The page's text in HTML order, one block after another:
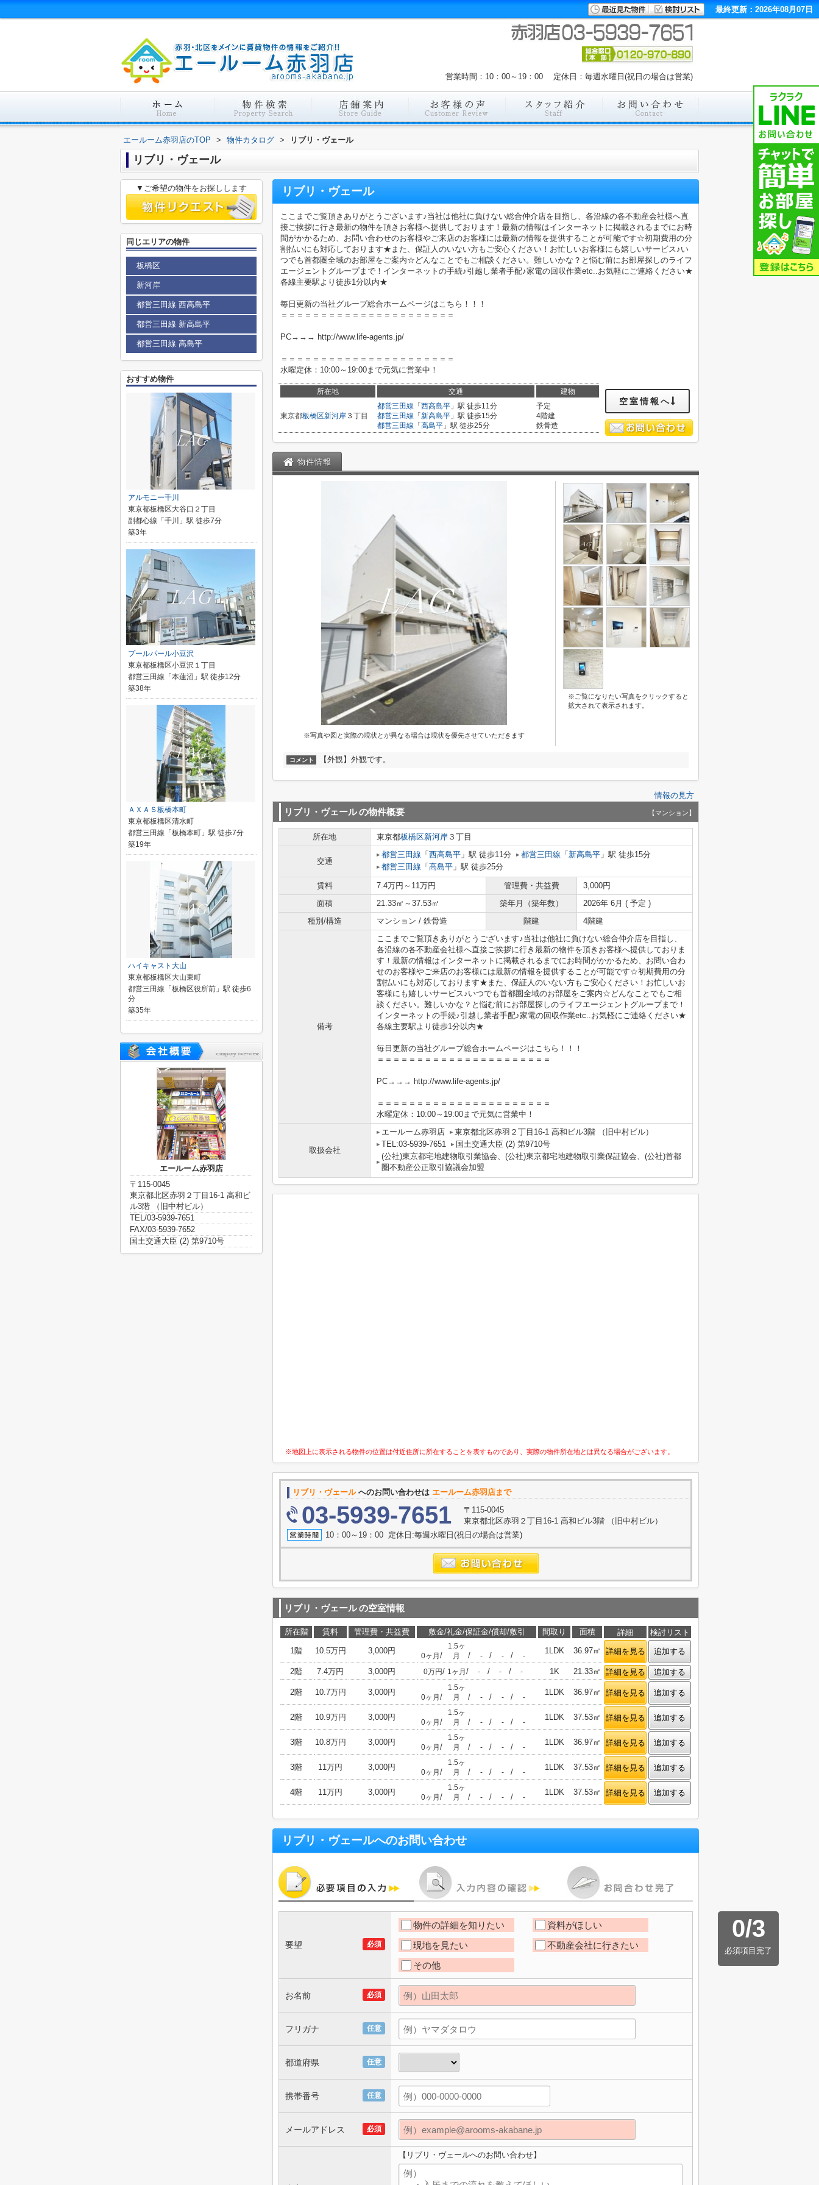
最終更新：2026年08月07日
営業時間：10：00～19：00 定休日：毎週水曜日(祝日の場合は営業)
エールーム赤羽店のTOP > 物件カタログ > リブリ・ヴェール
リブリ・ヴェール
リブリ・ヴェール
ここまでご覧頂きありがとうございます♪当社は他社に負けない総合仲介店を目指し、各沿線の各不動産会社様へ直
接ご挨拶に行き最新の物件を頂きお客様へ提供しております！最新の情報はインターネットに掲載されるまでにお時
間がかかるため、お問い合わせのお客様やご来店のお客様には最新の情報を提供することが可能です☆初期費用の分
割払いにも対応しております★また、保証人のいない方もご安心ください！お忙しいお客様にも嬉しいサービス♪い
つでも首都圏全域のお部屋をご案内☆どんなことでもご相談ください。難しいかな？と悩む前にお部屋探しのライフ
エージェントグループまで！インターネットの手続♪引越し業者手配♪家電の回収作業etc..お気軽にご連絡ください★
各線主要駅より徒歩1分以内★
毎日更新の当社グループ総合ホームページはこちら！！！
＝＝＝＝＝＝＝＝＝＝＝＝＝＝＝＝＝＝＝＝＝＝
PC→→→ http://www.life-agents.jp/
＝＝＝＝＝＝＝＝＝＝＝＝＝＝＝＝＝＝＝＝＝＝
水曜定休：10:00～19:00まで元気に営業中！
所在地 交通 建物
東京都板橋区新河岸 ３丁目
都営三田線 「 西高島平 」駅 徒歩11分
都営三田線 「 新高島平 」駅 徒歩15分
都営三田線 「 高島平 」駅 徒歩25分
予定
4階建
鉄骨造
空室情報へ
物件情報
※写真や図と実際の現状とが異なる場合は現状を優先させていただきます
※ご覧になりたい写真をクリックすると
拡大されて表示されます。
コメント 【外観】外観です。
情報の見方
リブリ・ヴェールの物件概要 【マンション】
所在地 東京都板橋区新河岸 ３丁目
交通
都営三田線 「 西高島平 」駅 徒歩11分 都営三田線 「 新高島平 」駅 徒歩15分
都営三田線 「 高島平 」駅 徒歩25分
賃料 7.4万円～11万円 管理費・共益費
3,000円
面積
21.33㎡～37.53㎡ 築年月（築年数）
2026年 6月 ( 予定 )
種別/構造
マンション / 鉄骨造 階建 4階建
備考
ここまでご覧頂きありがとうございます♪当社は他社に負けない総合仲介店を目指し、
各沿線の各不動産会社様へ直接ご挨拶に行き最新の物件を頂きお客様へ提供しておりま
す！最新の情報はインターネットに掲載されるまでにお時間がかかるため、お問い合わ
せのお客様やご来店のお客様には最新の情報を提供することが可能です☆初期費用の分
割払いにも対応しております★また、保証人のいない方もご安心ください！お忙しいお
客様にも嬉しいサービス♪いつでも首都圏全域のお部屋をご案内☆どんなことでもご相
談ください。難しいかな？と悩む前にお部屋探しのライフエージェントグループまで！
インターネットの手続♪引越し業者手配♪家電の回収作業etc..お気軽にご連絡ください★
各線主要駅より徒歩1分以内★
毎日更新の当社グループ総合ホームページはこちら！！！
＝＝＝＝＝＝＝＝＝＝＝＝＝＝＝＝＝＝＝＝＝＝
PC→→→ http://www.life-agents.jp/
＝＝＝＝＝＝＝＝＝＝＝＝＝＝＝＝＝＝＝＝＝＝
水曜定休：10:00～19:00まで元気に営業中！
取扱会社
エールーム赤羽店
東京都北区赤羽２丁目16-1 高和ビル3階 （旧中村ビル）
TEL:03-5939-7651
国土交通大臣 (2) 第9710号
(公社)東京都宅地建物取引業協会、(公社)東京都宅地建物取引業保証協会、(公社)首都
圏不動産公正取引協議会加盟
※地図上に表示される物件の位置は付近住所に所在することを表すものであり、実際の物件所在地とは異なる場合がございます。
リブリ・ヴェールへのお問い合わせは エールーム赤羽店まで
03-5939-7651
〒115-0045
東京都北区赤羽２丁目16-1 高和ビル3階 （旧中村ビル）
10：00～19：00 定休日:毎週水曜日(祝日の場合は営業)
リブリ・ヴェールの空室情報
所在階 賃料 管理費・共益費 敷金/礼金/保証金/償却/敷引 間取り 面積 詳細
検討リスト
1階
10.5万円 3,000円
0ヶ月 /
1.5ヶ
月
/ - / - / -
1LDK 36.97㎡ 詳細を見る 追加する
2階 7.4万円 3,000円 0万円/ 1ヶ月 / - / - / - 1K 21.33㎡ 詳細を見る 追加する
2階 10.7万円 3,000円
0ヶ月 /
1.5ヶ
月
/ - / - / -
1LDK 36.97㎡ 詳細を見る 追加する
2階 10.9万円 3,000円
0ヶ月 /
1.5ヶ
月
/ - / - / -
1LDK 37.53㎡ 詳細を見る 追加する
3階 10.8万円 3,000円
0ヶ月 /
1.5ヶ
月
/ - / - / -
1LDK 36.97㎡ 詳細を見る 追加する
3階 11万円 3,000円
0ヶ月 /
1.5ヶ
月
/ - / - / -
1LDK 37.53㎡ 詳細を見る 追加する
4階 11万円 3,000円
0ヶ月 /
1.5ヶ
月
/ - / - / -
1LDK 37.53㎡ 詳細を見る 追加する
リブリ・ヴェールへのお問い合わせ
0/3
必須項目完了
必須
要望
物件の詳細を知りたい
資料がほしい
現地を見たい
不動産会社に行きたい
その他
必須
お名前
任意
フリガナ
任意
都道府県
任意
携帯番号
必須
メールアドレス
【リブリ・ヴェールへのお問い合わせ】
▼ご希望の物件をお探しします
同じエリアの物件
板橋区
新河岸
都営三田線 西高島平
都営三田線 新高島平
都営三田線 高島平
おすすめ物件
アルモニー千川
東京都板橋区大谷口２丁目
副都心線「千川」駅 徒歩7分
築3年
プールパール小豆沢
東京都板橋区小豆沢１丁目
都営三田線「本蓮沼」駅 徒歩12分
築38年
ＡＸＡＳ板橋本町
東京都板橋区清水町
都営三田線「板橋本町」駅 徒歩7分
築19年
ハイキャスト大山
東京都板橋区大山東町
都営三田線「板橋区役所前」駅 徒歩6
分
築35年
エールーム赤羽店
〒115-0045
東京都北区赤羽２丁目16-1 高和ビ
ル3階 （旧中村ビル）
TEL/03-5939-7651
FAX/03-5939-7652
国土交通大臣 (2) 第9710号